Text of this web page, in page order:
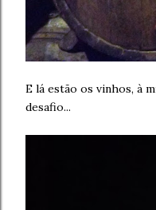
E lá estão os vinhos, à
desafio...